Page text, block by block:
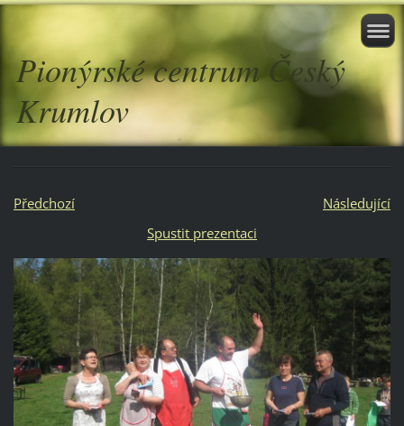
Pionýrské centrum Český
Krumlov
Předchozí
Následující
Spustit prezentaci